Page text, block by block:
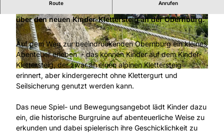
© Stadt Gudensberg, Inga Sandgaard-Heerdt | CC-BY
© Naturpark Habichtswald, Paavo Blåfield |
CC-BY-SA
© Naturpark Habichtswald, Paavo Blåfield |
CC-BY-SA
Route Anrufen
über den neuen Kinder-Klettersteig an der Obernburg.
Auf dem Weg zur beeindruckenden Obernburg ein kleines
Abenteuer erleben - das können Kinder auf dem Kinder-
Klettersteig, der zwar an einen alpinen Klettersteig
erinnert, aber kindergerecht ohne Klettergurt und
Seilsicherung genutzt werden kann.
Das neue Spiel- und Bewegungsangebot lädt Kinder dazu
ein, die historische Burgruine auf abenteuerliche Weise zu
erkunden und dabei spielerisch ihre Geschicklichkeit zu